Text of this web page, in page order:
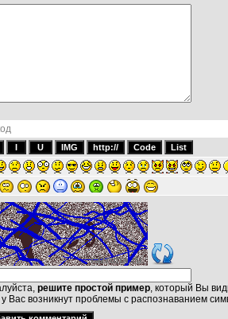
решите простой пример, который Вы
у Вас возникнут проблемы с распознаванием